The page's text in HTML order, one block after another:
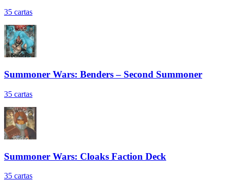
35 cartas
Summoner Wars: Benders – Second Summoner
35 cartas
Summoner Wars: Cloaks Faction Deck
35 cartas